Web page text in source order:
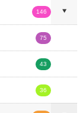
146
75
43
36